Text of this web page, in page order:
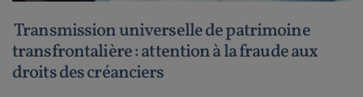
Transmission universelle de patrimoine
transfrontalière : attention à la fraude aux
droits des créanciers